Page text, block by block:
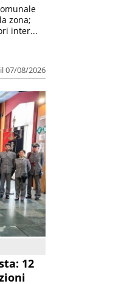
il 07/08/2026
zona;
inter...
12